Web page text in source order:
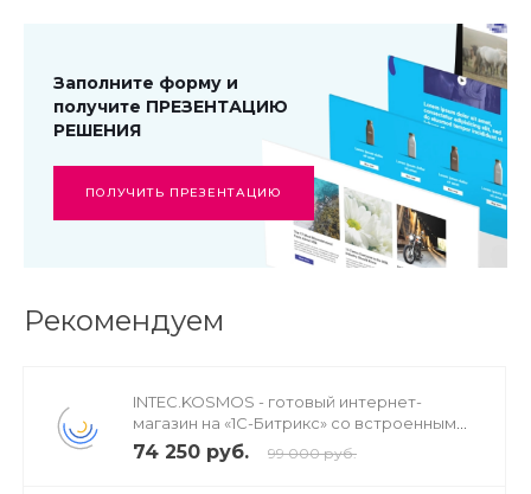
Заполните форму и
получите ПРЕЗЕНТАЦИЮ
РЕШЕНИЯ
ПОЛУЧИТЬ ПРЕЗЕНТАЦИЮ
Рекомендуем
INTEC.KOSMOS - готовый интернет-
магазин на «1С-Битрикс» со встроенным
искусственным интеллектом
74 250 руб. 99 000 руб.